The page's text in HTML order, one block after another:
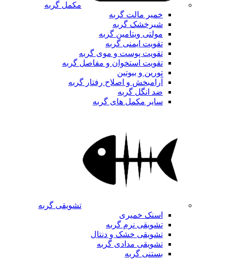
مکمل گربه
خمیر مالت گربه
شیرخشک گربه
مولتی ویتامین گربه
تقویت ایمنی گربه
تقویت پوست و موی گربه
تقویت استخوان و مفاصل گربه
تورین و بیوتین
آرامبخش و اصلاح رفتار گربه
ضد انگل گربه
سایر مکمل های گربه
تشویقی گربه
اسنک خمیری
تشویقی نرم گربه
تشویقی خشک و دنتال
تشویقی مدادی گربه
بستنی گربه